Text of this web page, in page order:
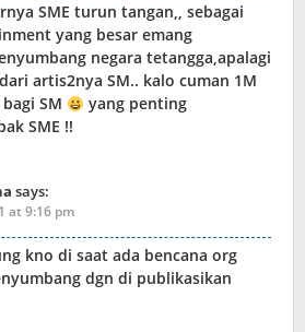
SME turun tangan,, sebagai
yang besar emang
negara tetangga,apalagi
artis2nya SM.. kalo cuman 1M
SM
yang penting
SME !!
says:
at 9:16 pm
kno di saat ada bencana org
dgn di publikasikan